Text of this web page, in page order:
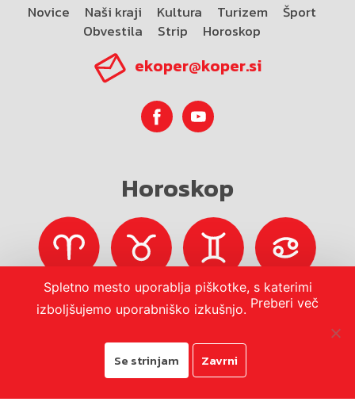
Novice Naši kraji Kultura Turizem
Šport
Obvestila
Strip Horoskop
ekoper@koper.si
Horoskop
Spletno mesto uporablja piškotke, s katerimi
izboljšujemo uporabniško izkušnjo. Preberi več
Se strinjam Zavrni